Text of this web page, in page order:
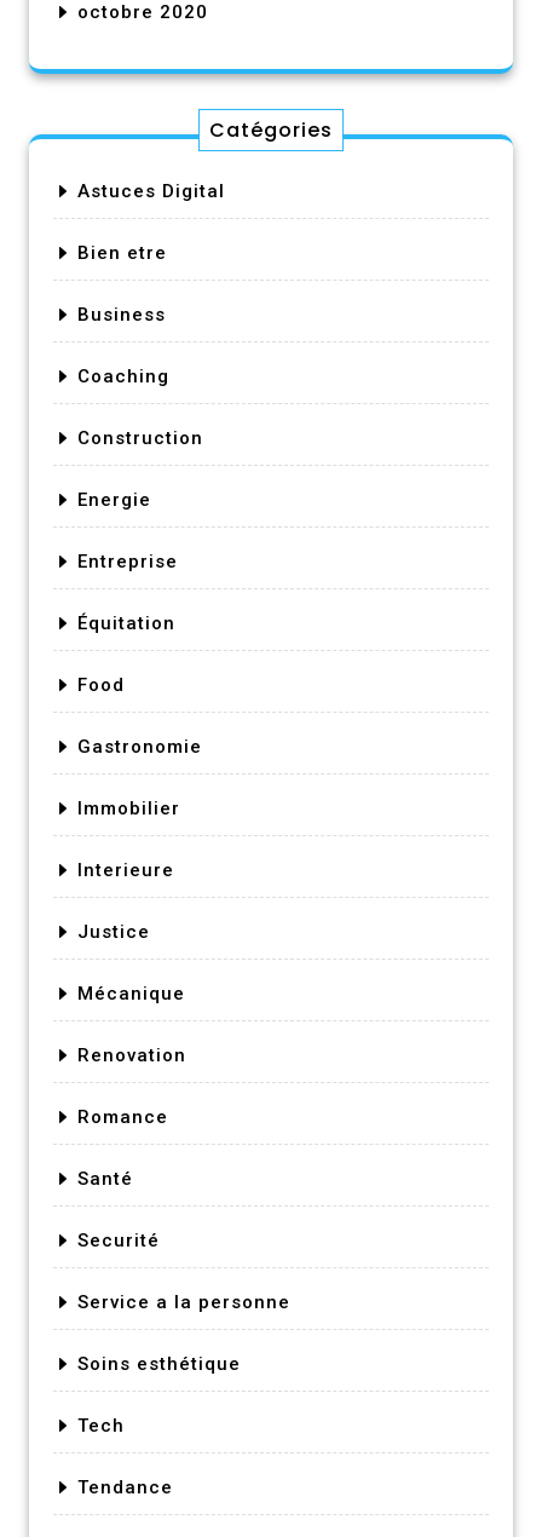
octobre 2020
Catégories
Astuces Digital
Bien etre
Business
Coaching
Construction
Energie
Entreprise
Équitation
Food
Gastronomie
Immobilier
Interieure
Justice
Mécanique
Renovation
Romance
Santé
Securité
Service a la personne
Soins esthétique
Tech
Tendance